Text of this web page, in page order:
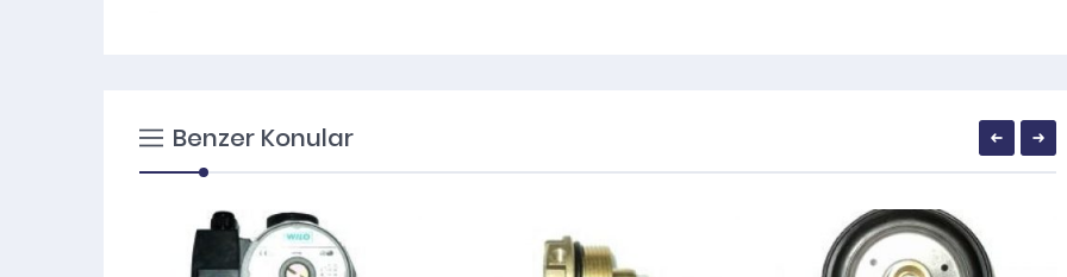
Benzer Konular